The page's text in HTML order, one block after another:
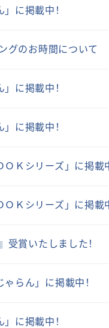
に掲載中！
グのお時間について
に掲載中！
に掲載中！
Ｋシリーズ」に掲載
Ｋシリーズ」に掲載
受賞いたしました！
らん」に掲載中！
に掲載中！